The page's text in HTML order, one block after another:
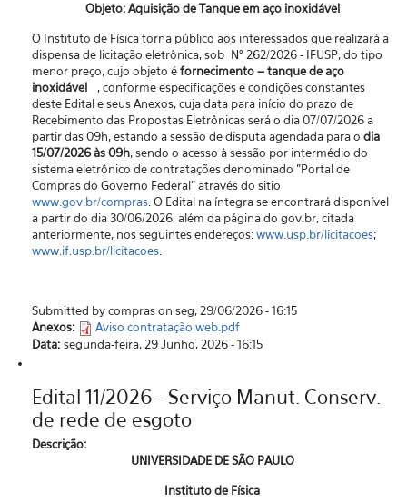
Objeto: Aquisição de Tanque em aço inoxidável
O Instituto de Física torna público aos interessados que realizará a
dispensa de licitação eletrônica, sob N° 262/2026 - IFUSP, do tipo
menor preço, cujo objeto éfornecimento – tanque de aço
inoxidável, conforme especificações e condições constantes
deste Edital e seus Anexos, cuja data para início do prazo de
Recebimento das Propostas Eletrônicas será o dia 07/07/2026 a
partir das 09h, estando a sessão de disputa agendada para o dia
15/07/2026 às 09h, sendo o acesso à sessão por intermédio do
sistema eletrônico de contratações denominado "Portal de
Compras do Governo Federal” através do sitio
www.gov.br/compras. O Edital na íntegra se encontrará disponível
a partir do dia 30/06/2026, além da página do gov.br, citada
anteriormente, nos seguintes endereços:www.usp.br/licitacoes;
www.if.usp.br/licitacoes.
Submitted by compras on seg, 29/06/2026 - 16:15
Anexos:
Aviso contratação web.pdf
Data: segunda-feira, 29 Junho, 2026 - 16:15
Edital 11/2026 - Serviço Manut. Conserv.
de rede de esgoto
Descrição:
UNIVERSIDADE DE SÃO PAULO
Instituto de Física